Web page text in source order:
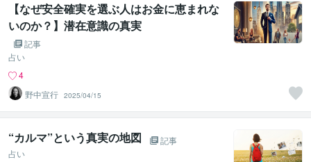
【なぜ安全確実を選ぶ人はお金に恵まれな
いのか？】潜在意識の真実
記事
占い
4
野中宣行 2025/04/15
“カルマ”という真実の地図
記事
占い